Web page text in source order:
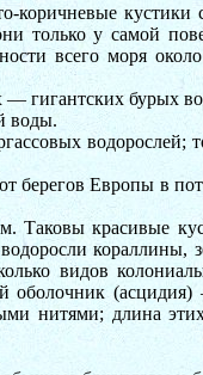
кустики
только у самой
всего моря
— гигантских бурых
воды.
водорослей;
берегов Европы в
Таковы красивые
кораллины,
видов
оболочник
нитями; длина